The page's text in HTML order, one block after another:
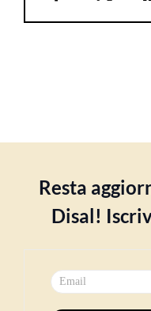
Resta
Disal!